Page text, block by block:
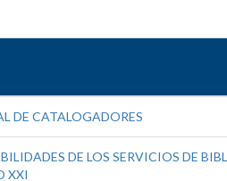
DE CATALOGADORES
DE LOS SERVICIOS DE
XXI